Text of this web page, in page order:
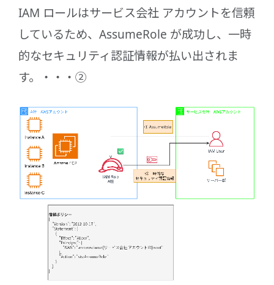
IAM ロールはサービス会社 アカウントを信頼
しているため、AssumeRole が成功し、一時
的なセキュリティ認証情報が払い出されま
す。・・・②